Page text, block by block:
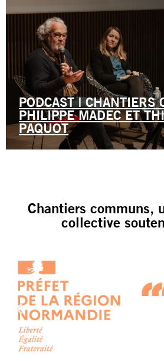
PODCAST | CHANTIERS
PHILIPPE MADEC ET
PAQUOT
Chantiers communs,
collective